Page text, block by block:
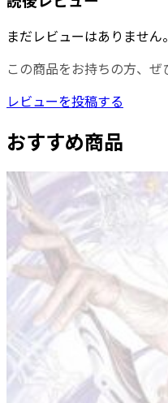
まだレビューはありません。
この商品をお持ちの方、ぜ
レビューを投稿する
おすすめ商品